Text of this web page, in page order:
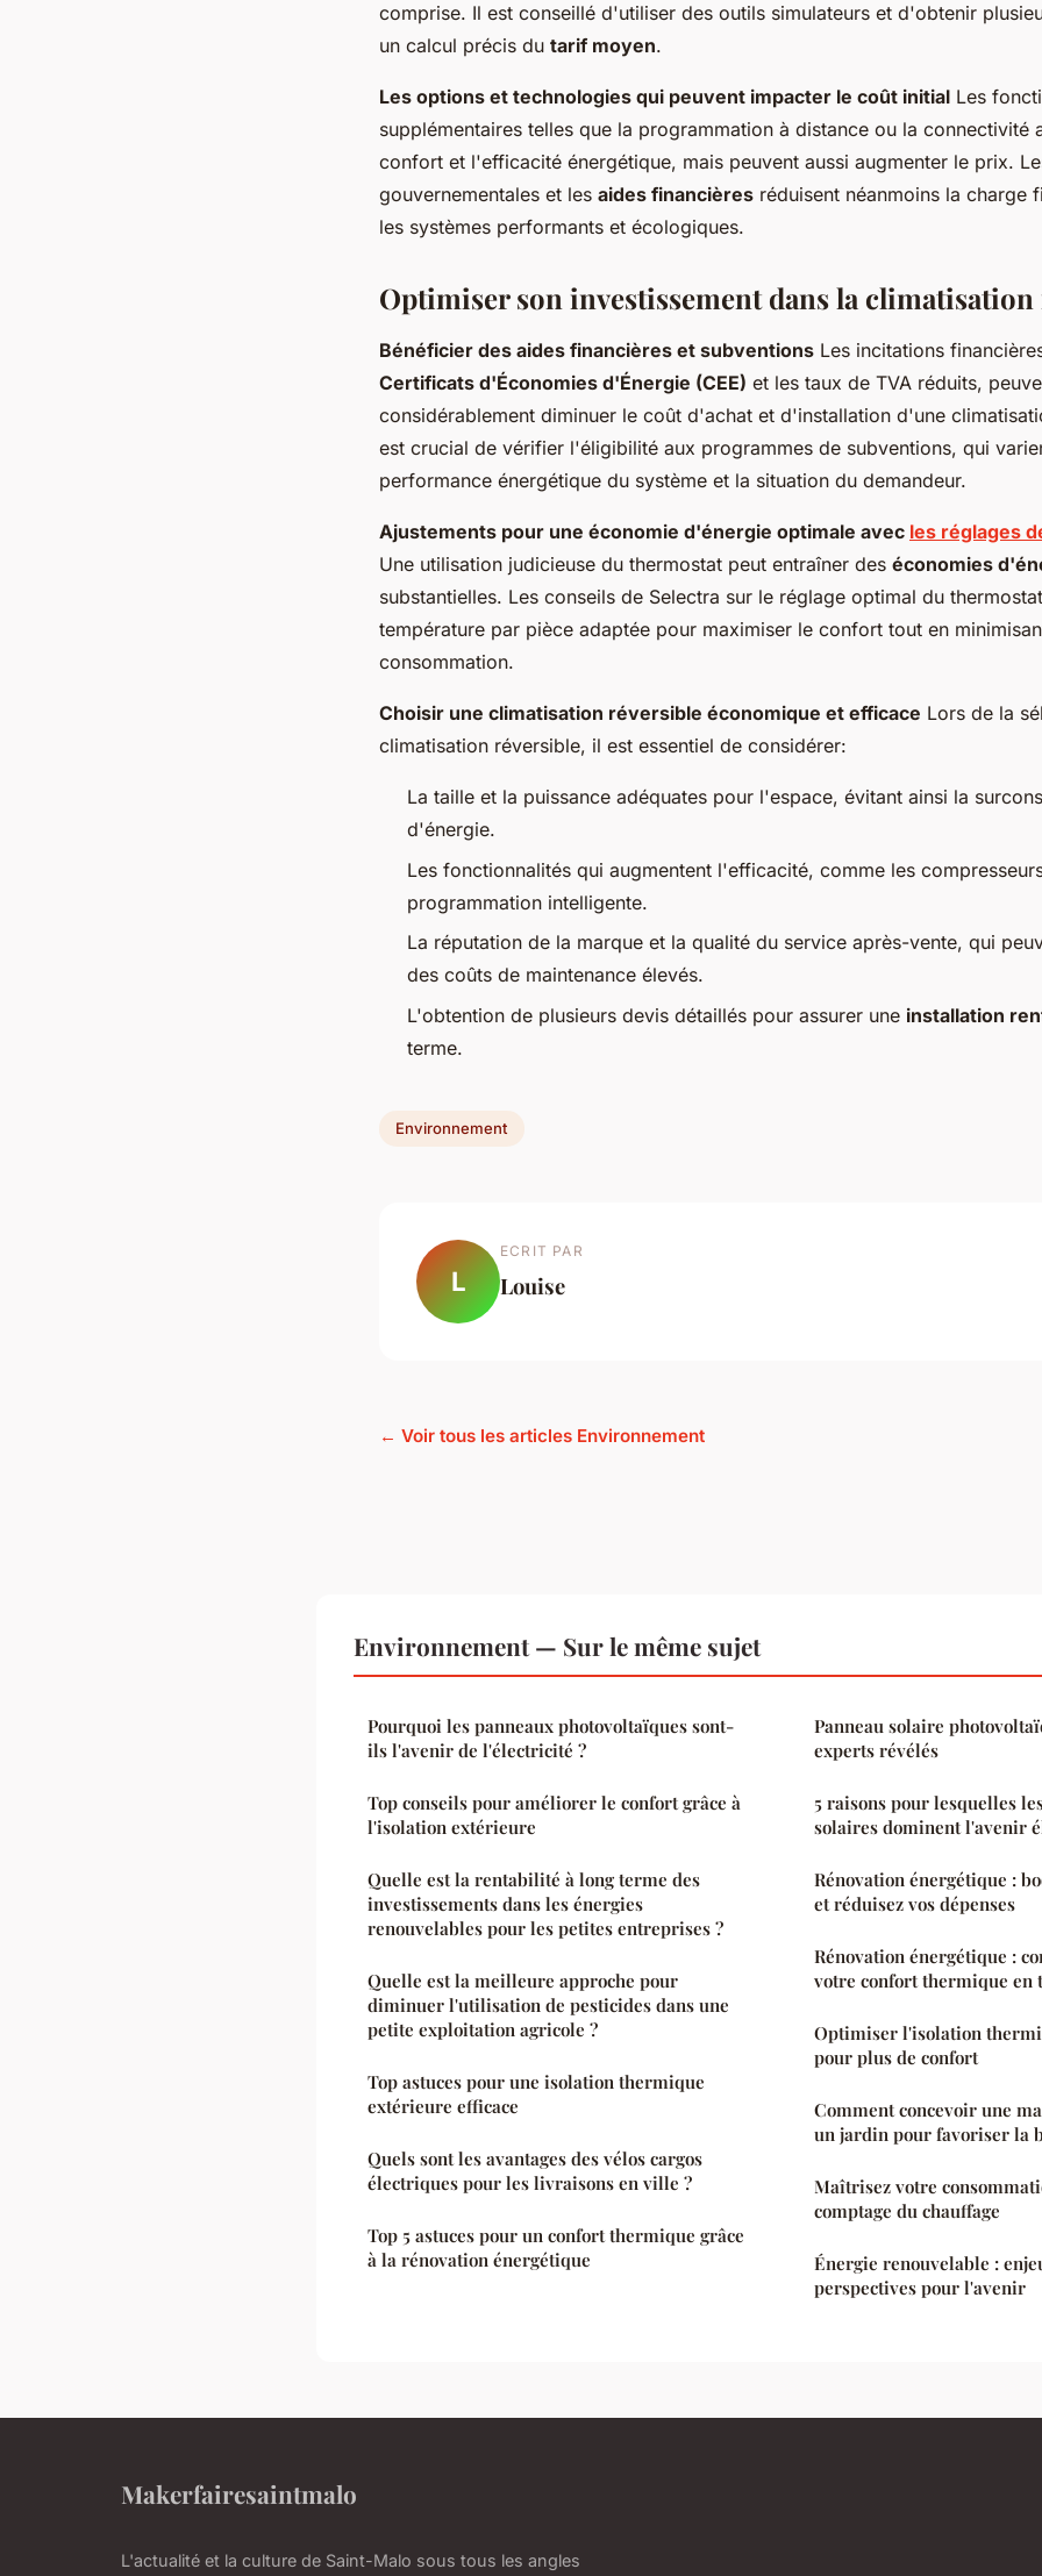
comprise. Il est conseillé d'utiliser des outils simulateurs et d'obtenir
un calcul précis du tarif moyen.
Les options et technologies qui peuvent impacter le coût initial Les
supplémentaires telles que la programmation à distance ou la connectivité
confort et l'efficacité énergétique, mais peuvent aussi augmenter le prix.
gouvernementales et les aides financières réduisent néanmoins la charge
les systèmes performants et écologiques.
Optimiser son investissement dans la
Bénéficier des aides financières et subventions Les incitations
Certificats d'Économies d'Énergie (CEE) et les taux de TVA réduits,
considérablement diminuer le coût d'achat et d'installation d'une
est crucial de vérifier l'éligibilité aux programmes de subventions, qui
performance énergétique du système et la situation du demandeur.
Ajustements pour une économie d'énergie optimale avec les réglages
Une utilisation judicieuse du thermostat peut entraîner des économies
substantielles. Les conseils de Selectra sur le réglage optimal du
température par pièce adaptée pour maximiser le confort tout en
consommation.
Choisir une climatisation réversible économique et efficace Lors de la
climatisation réversible, il est essentiel de considérer:
La taille et la puissance adéquates pour l'espace, évitant ainsi la
d'énergie.
Les fonctionnalités qui augmentent l'efficacité, comme les
programmation intelligente.
La réputation de la marque et la qualité du service après-vente, qui
des coûts de maintenance élevés.
L'obtention de plusieurs devis détaillés pour assurer une installation
terme.
Environnement
L
ECRIT PAR
Louise
← Voir tous les articles Environnement
Environnement — Sur le même sujet
Pourquoi les panneaux photovoltaïques sont-
ils l'avenir de l'électricité ?
Top conseils pour améliorer le confort grâce à
l'isolation extérieure
Quelle est la rentabilité à long terme des
investissements dans les énergies
renouvelables pour les petites entreprises ?
Quelle est la meilleure approche pour
diminuer l'utilisation de pesticides dans une
petite exploitation agricole ?
Top astuces pour une isolation thermique
extérieure efficace
Quels sont les avantages des vélos cargos
électriques pour les livraisons en ville ?
Top 5 astuces pour un confort thermique grâce
à la rénovation énergétique
Panneau solaire
experts révélés
5 raisons pour lesquelles
solaires dominent l'avenir
Rénovation énergétique :
et réduisez vos dépenses
Rénovation énergétique :
votre confort thermique en
Optimiser l'isolation
pour plus de confort
Comment concevoir une
un jardin pour favoriser la
Maîtrisez votre
comptage du chauffage
Énergie renouvelable :
perspectives pour l'avenir
Makerfairesaintmalo
L'actualité et la culture de Saint-Malo sous tous les angles